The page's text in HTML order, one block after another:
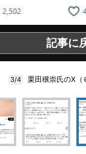
記事に
3/4 栗田穣崇氏のX（